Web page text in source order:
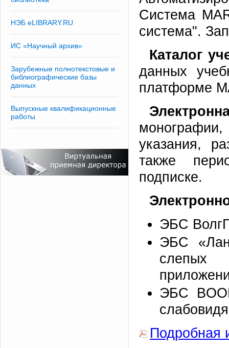
НЭБ eLIBRARY.RU
ИС «Научный архив»
Зарубежные полнотекстовые и
библиографические базы
данных
Выпускные квалификационные
работы
Система
система".
Каталог
данных
платформе
указания,
также
подписке.
ЭБС
ЭБС
слепых
ЭБС
Подробная